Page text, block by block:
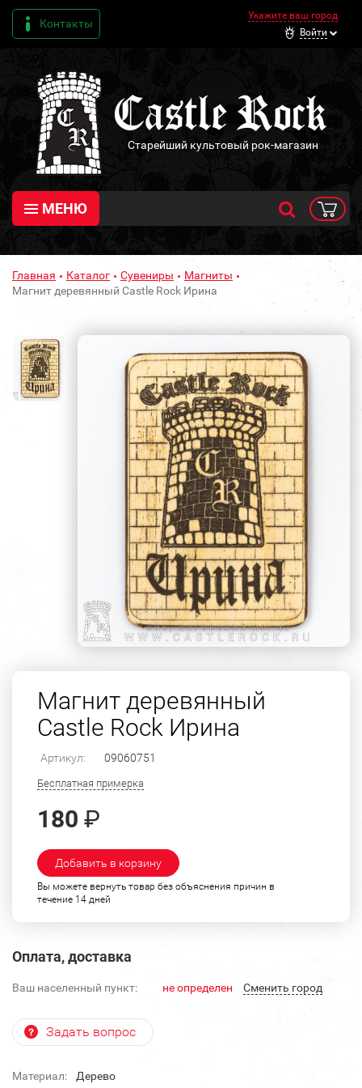
Контакты
Укажите ваш город
Войти
Старейший культовый рок-магазин
МЕНЮ
Главная Каталог Сувениры
Магниты
Магнит деревянный Castle Rock Ирина
Магнит деревянный
Castle Rock Ирина
Артикул: 09060751
Бесплатная примерка
180 ₽
Добавить в корзину
Вы можете вернуть товар без объяснения причин в
течение 14 дней
Оплата, доставка
Ваш населенный пункт: не определен Cменить город
Задать вопрос
Материал:
Дерево